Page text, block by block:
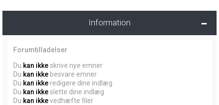
Information
Forumtilladelser
Du kan ikkeskrive nye emner
Du kan ikke besvare emner
Du kan ikke redigere dine indlæg
Du kan ikkeslette dine indlæg
Du kan ikkevedhæfte filer